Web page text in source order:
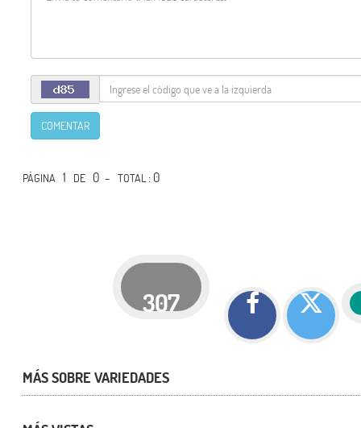
COMENTAR
PÁGINA 1 DE 0 -TOTAL: 0
307
MÁS SOBRE VARIEDADES